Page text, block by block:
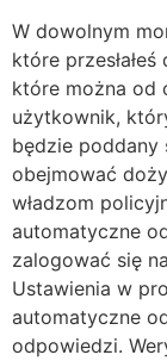
W dowolnym
które
które można od
użytkownik,
będzie poddany
obejmować
władzom
automatyczne
zalogować się
Ustawienia w
automatyczne
odpowiedzi.